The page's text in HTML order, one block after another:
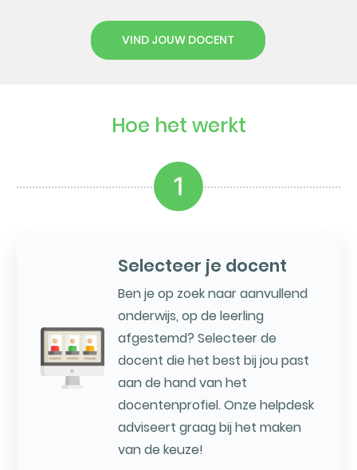
VIND JOUW DOCENT
Hoe het werkt
1
Selecteer je docent
Ben je op zoek naar aanvullend
onderwijs, op de leerling
afgestemd? Selecteer de
docent die het best bij jou past
aan de hand van het
docentenprofiel. Onze helpdesk
adviseert graag bij het maken
van de keuze!